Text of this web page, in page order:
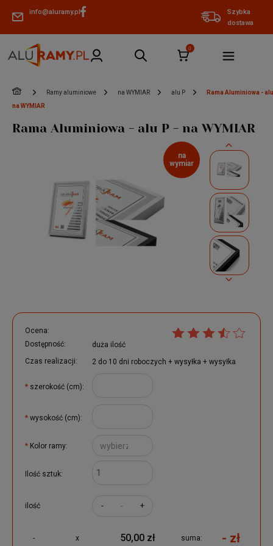
info@aluramy.pl
Szybka
dostawa
» Ramy aluminiowe » na WYMIAR » alu P »
Rama Aluminiowa -
na WYMIAR
Rama Aluminiowa - alu P - na WYMIAR
na
wymiar
Ocena:
Dostępność:
duża ilość
Czas realizacji:
2 do 10 dni roboczych + wysyłka + wysyłka
* szerokość (cm):
* wysokość (cm):
* Kolor ramy:
Ilość sztuk:
ilość - +
- x 50,00 zł suma: - zł